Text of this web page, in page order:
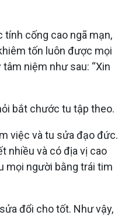
cống cao ngã mạn,
tốn luôn được mọi
niệm như sau: “Xin
bắt chước tu tập theo.
việc và tu sửa đạo đức.
nhiều và có địa vị cao
mọi người bằng trái tim
đổi cho tốt. Như vậy,